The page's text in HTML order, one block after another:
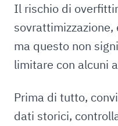
Il rischio di
sovrattimizzazione,
ma questo non
limitare con alcuni
Prima di tutto,
dati storici,